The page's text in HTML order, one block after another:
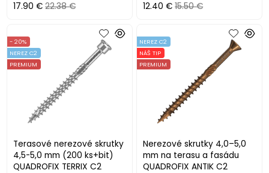
17.90 € 22.38 € 12.40 € 15.50 €
Terasové nerezové skrutky
4,5-5,0 mm (200 ks+bit)
QUADROFIX TERRIX C2
- 20%
NEREZ C2
PREMIUM
Nerezové skrutky 4,0–5,0
mm na terasu a fasádu
QUADROFIX ANTIK C2
NEREZ C2
NÁŠ TIP
PREMIUM